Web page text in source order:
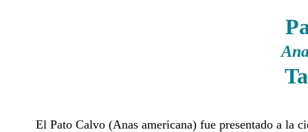
El Pato Calvo (Anas americana) fue presentado a la